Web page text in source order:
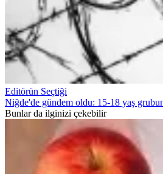
Editörün Seçtiği
Niğde'de gündem oldu: 15-18 yaş
Bunlar da ilginizi çekebilir